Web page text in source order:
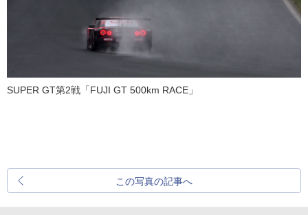
SUPER GT第2戦「FUJI GT 500km RACE」
この写真の記事へ